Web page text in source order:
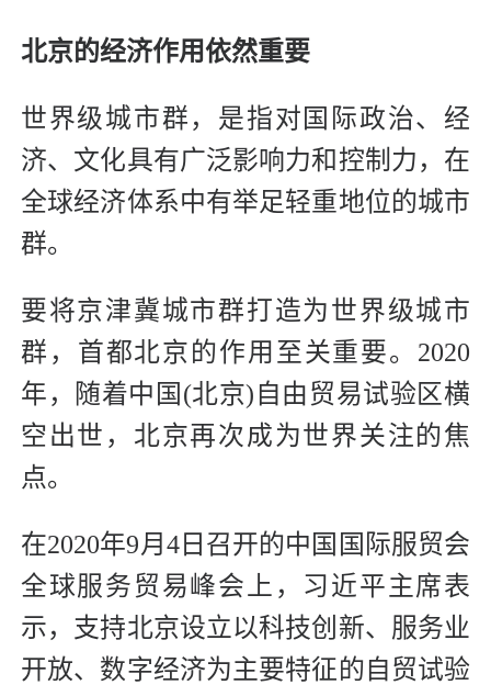
北京的经济作用依然重要
世界级城市群，是指对国际政治、经
济、文化具有广泛影响力和控制力，在
全球经济体系中有举足轻重地位的城市
群。
要将京津冀城市群打造为世界级城市
群，首都北京的作用至关重要。2020
年，随着中国(北京)自由贸易试验区横
空出世，北京再次成为世界关注的焦
点。
在2020年9月4日召开的中国国际服贸会
全球服务贸易峰会上，习近平主席表
示，支持北京设立以科技创新、服务业
开放、数字经济为主要特征的自贸试验